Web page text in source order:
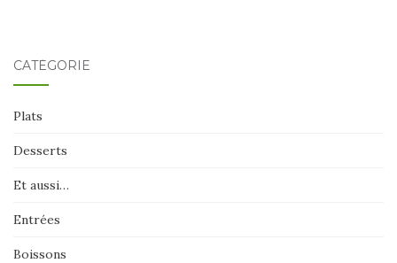
CATÉGORIE
Plats
Desserts
Et aussi…
Entrées
Boissons